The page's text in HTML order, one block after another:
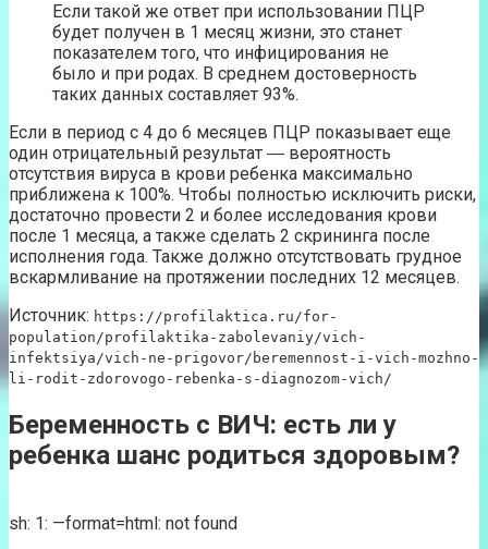
Если такой же ответ при использовании ПЦР
будет получен в 1 месяц жизни, это станет
показателем того, что инфицирования не
было и при родах. В среднем достоверность
таких данных составляет 93%.
Если в период с 4 до 6 месяцев ПЦР показывает еще
один отрицательный результат ― вероятность
отсутствия вируса в крови ребенка максимально
приближена к 100%. Чтобы полностью исключить риски,
достаточно провести 2 и более исследования крови
после 1 месяца, а также сделать 2 скрининга после
исполнения года. Также должно отсутствовать грудное
вскармливание на протяжении последних 12 месяцев.
Источник: https://profilaktica.ru/for-
population/profilaktika-zabolevaniy/vich-
infektsiya/vich-ne-prigovor/beremennost-i-vich-mozhno-
li-rodit-zdorovogo-rebenka-s-diagnozom-vich/
Беременность с ВИЧ: есть ли у
ребенка шанс родиться здоровым?
sh: 1: —format=html: not found